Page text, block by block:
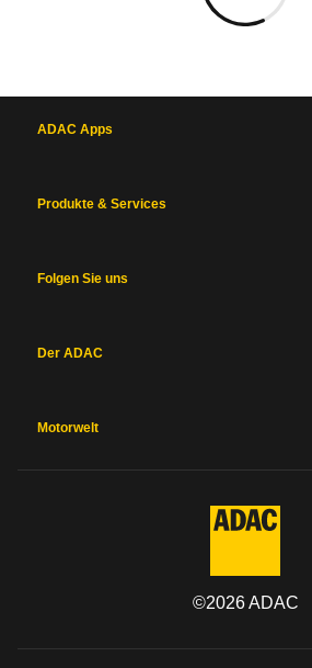
ADAC Apps
Produkte & Services
Folgen Sie uns
Der ADAC
Motorwelt
©2026ADAC